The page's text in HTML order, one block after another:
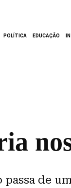
POLÍTICA EDUCAÇÃO
passa de